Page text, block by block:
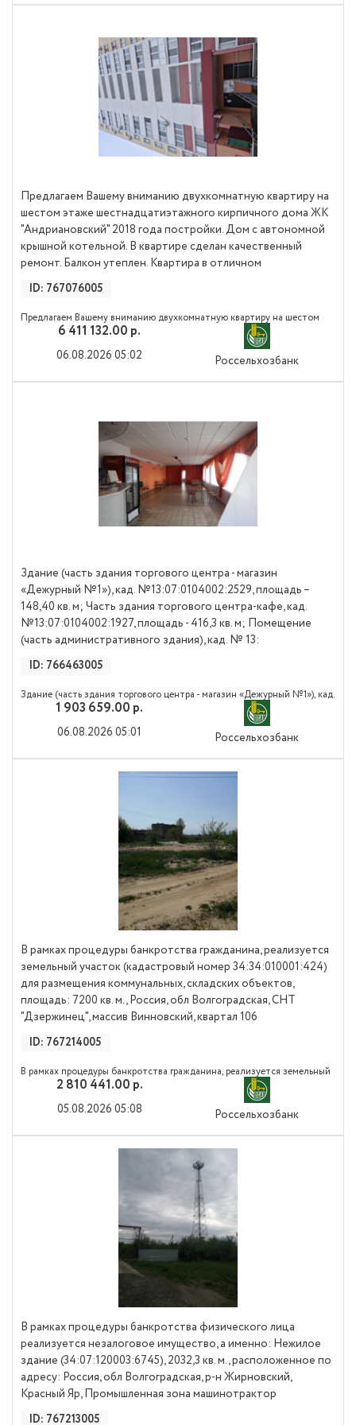
Предлагаем Вашему вниманию двухкомнатную квартиру на
шестом этаже шестнадцатиэтажного кирпичного дома ЖК
"Андриановский" 2018 года постройки. Дом с автономной
крышной котельной. В квартире сделан качественный
ремонт. Балкон утеплен. Квартира в отличном
ID: 767076005
Предлагаем Вашему вниманию двухкомнатную квартиру на шестом
этаже шестнадцатиэтажного кирпичного дома ЖК "Андриановский"
2018 года постройки. Дом с автономной крышной котельной. В
квартире сделан качественный ремонт. Балкон утеплен. Квартира в
в шаговой доступности: Магазины, торговые центры, аптеки,
поликлиника, детские сады, лицей №19, гимназия №39, остановки
общественного транспорта
6 411 132.00 р.
06.08.2026 05:02 Россельхозбанк
Здание (часть здания торгового центра - магазин
«Дежурный №1»), кад. №13:07:0104002:2529, площадь –
148,40 кв. м; Часть здания торгового центра-кафе, кад.
№13:07:0104002:1927, площадь - 416,3 кв. м; Помещение
(часть административного здания), кад. № 13:
ID: 766463005
Здание (часть здания торгового центра - магазин «Дежурный №1»), кад.
№13:07:0104002:2529, площадь – 148,40 кв. м; Часть здания торгового
центра-кафе, кад. №13:07:0104002:1927, площадь - 416,3 кв. м;
Помещение (часть административного здания), кад. №
электричество и водоснабжение. Имущество располагается на
приобрести на торгах посредством публичного предложения в рамках
процедуры банкротства. Имущество реализуется одним лотом. Прием
заявок 13.04.2026-15.10.2026.
1 903 659.00 р.
06.08.2026 05:01 Россельхозбанк
В рамках процедуры банкротства гражданина, реализуется
земельный участок (кадастровый номер 34:34:010001:424)
для размещения коммунальных, складских объектов,
площадь: 7200 кв. м., Россия, обл Волгоградская, СНТ
"Дзержинец", массив Винновский, квартал 106
ID: 767214005
В рамках процедуры банкротства гражданина, реализуется земельный
участок (кадастровый номер 34:34:010001:424) для размещения
коммунальных, складских объектов, площадь: 7200 кв. м., Россия, обл
Волгоградская, СНТ "Дзержинец", массив Винновский, квартал 106,
публичного предложения состоятся с 03.08.2026 по 12.10.2026 Заявка
и приложенные документы предоставляются оператору электронной
площадки в форме электронных документов, подписанных ЭЦП
заявителя в период с 03.08.2026 в 10 час. 00 мин. (мск) по 12.10.2026 в
23 час. 59 мин. (мск). Межрегиональная Электронная Торговая Система
Для участия в торгах задаток, в размере 20 % от начальной цены лота
2 810 441.00 р.
05.08.2026 05:08 Россельхозбанк
В рамках процедуры банкротства физического лица
реализуется незалоговое имущество, а именно: Нежилое
здание (34:07:120003:6745), 2032,3 кв. м., расположенное по
адресу: Россия, обл Волгоградская, р-н Жирновский,
Красный Яр, Промышленная зона машинотрактор
ID: 767213005